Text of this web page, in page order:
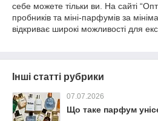
себе можете тільки ви. На сайті
пробників та міні-парфумів за
відкриває широкі можливості для
Інші статті рубрики
07.07.2026
Що таке парфум